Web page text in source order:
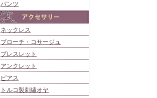
パンツ
ネックレス
ブローチ・コサージュ
ブレスレット
アンクレット
ピアス
トルコ製刺繍オヤ